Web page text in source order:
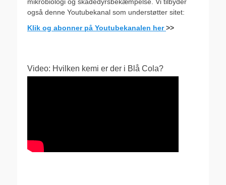
også denne Youtubekanal som understøtter sitet:
Klik og abonner på Youtubekanalen her>>
Video: Hvilken kemi er der i Blå Cola?